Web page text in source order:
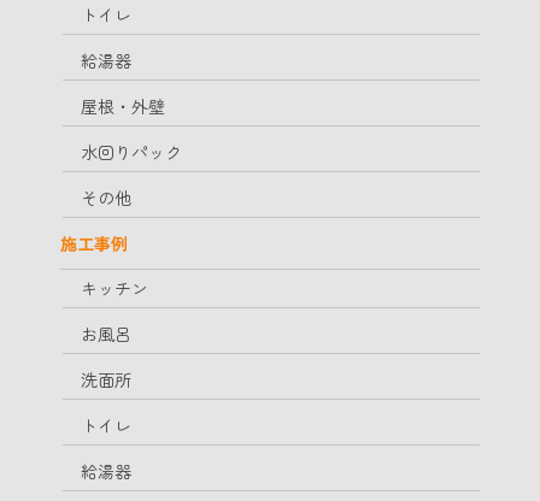
トイレ
給湯器
屋根・外壁
水回りパック
その他
施工事例
キッチン
お風呂
洗面所
トイレ
給湯器